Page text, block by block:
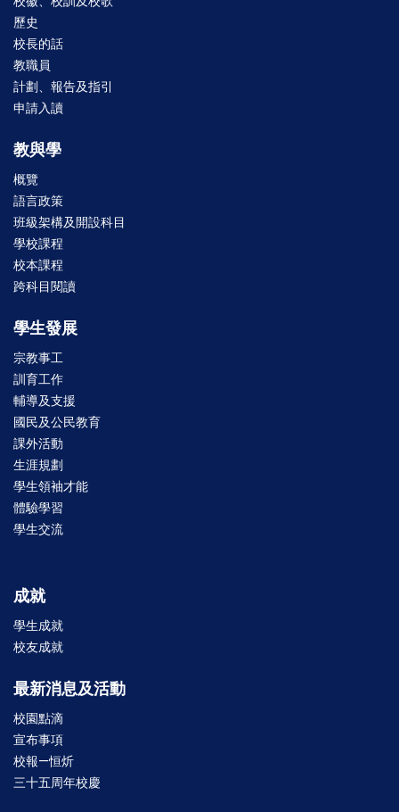
歷史
校長的話
教職員
計劃、報告及指引
申請入讀
教與學
概覽
語言政策
班級架構及開設科目
學校課程
校本課程
跨科目閱讀
學生發展
宗教事工
訓育工作
輔導及支援
國民及公民教育
課外活動
生涯規劃
學生領袖才能
體驗學習
學生交流
成就
學生成就
校友成就
最新消息及活動
校園點滴
宣布事項
校報—恒炘
三十五周年校慶